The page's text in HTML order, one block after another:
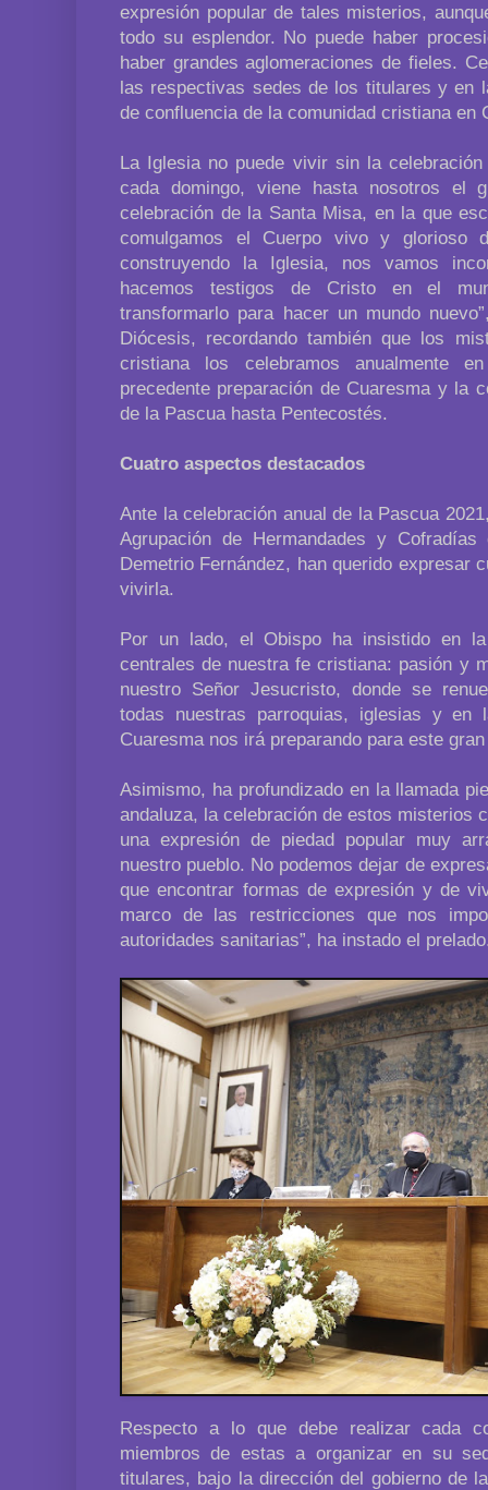
expresión popular de tales misterios,
todo su esplendor. No puede haber
haber grandes aglomeraciones de fieles.
las respectivas sedes de los titulares y en
de confluencia de la comunidad cristiana en
La Iglesia no puede vivir sin la
cada domingo, viene hasta nosotros el
celebración de la Santa Misa, en la que
comulgamos el Cuerpo vivo y glorioso
construyendo la Iglesia, nos vamos
hacemos testigos de Cristo en el
transformarlo para hacer un mundo
Diócesis, recordando también que los
cristiana los celebramos anualmente
precedente preparación de Cuaresma y la
de la Pascua hasta Pentecostés.
Cuatro aspectos destacados
Ante la celebración anual de la Pascua
Agrupación de Hermandades y
Demetrio Fernández, han querido expresar
vivirla.
Por un lado, el Obispo ha insistido en
centrales de nuestra fe cristiana: pasión y
nuestro Señor Jesucristo, donde se
todas nuestras parroquias, iglesias y en
Cuaresma nos irá preparando para este
Asimismo, ha profundizado en la llamada
andaluza, la celebración de estos misterios
una expresión de piedad popular muy
nuestro pueblo. No podemos dejar de
que encontrar formas de expresión y de
marco de las restricciones que nos
autoridades sanitarias”, ha instado el
Respecto a lo que debe realizar cada
miembros de estas a organizar en su
titulares, bajo la dirección del gobierno de